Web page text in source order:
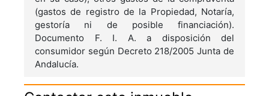
(gastos de registro de la Propiedad, Notaría,
gestoría ni de posible financiación).
Documento F. I. A. a disposición del
consumidor según Decreto 218/2005 Junta de
Andalucía.